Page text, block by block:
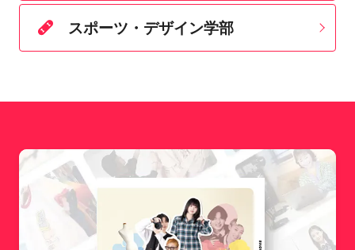
スポーツ・デザイン学部